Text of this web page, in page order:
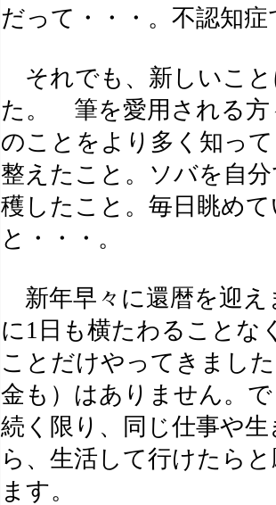
だって・・・。不認知
それでも、新しいこ
た。 筆を愛用される方
のことをより多く知っ
整えたこと。ソバを自
穫したこと。毎日眺め
と・・・。
新年早々に還暦を迎え
に1日も横たわることな
ことだけやってきまし
金も）はありません。
続く限り、同じ仕事や
ら、生活して行けたら
ます。